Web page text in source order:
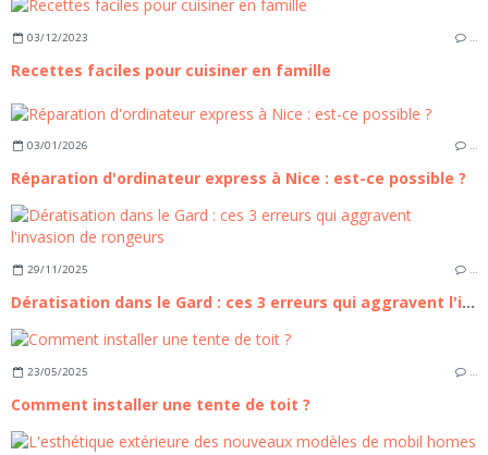
03/12/2023 …
Recettes faciles pour cuisiner en famille
03/01/2026 …
Réparation d'ordinateur express à Nice : est-ce possible ?
29/11/2025 …
Dératisation dans le Gard : ces 3 erreurs qui aggravent l'invasion de rongeurs
23/05/2025
Comment installer une tente de toit ?